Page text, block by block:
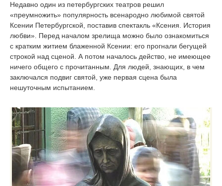
Недавно один из петербургских театров решил
«преумножить» популярность всенародно любимой святой
Ксении Петербургской, поставив спектакль «Ксения. История
любви». Перед началом зрелища можно было ознакомиться
с кратким житием блаженной Ксении: его прогнали бегущей
строкой над сценой. А потом началось действо, не имеющее
ничего общего с прочитанным. Для людей, знающих, в чем
заключался подвиг святой, уже первая сцена была
нешуточным испытанием.